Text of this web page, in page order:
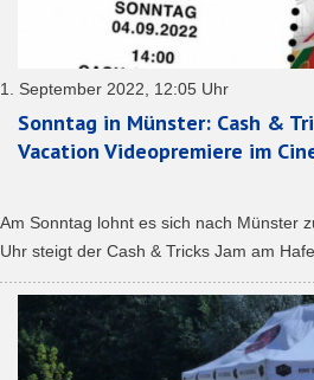
1. September 2022, 12:05 Uhr
Sonntag in Münster: Cash &
Vacation Videopremiere im
Am Sonntag lohnt es sich nach Münster
Uhr steigt der Cash & Tricks Jam am